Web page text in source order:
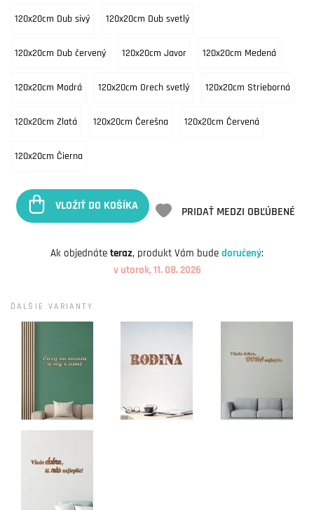
120x20cm Dub sivý 120x20cm Dub svetlý
120x20cm Dub červený 120x20cm Javor 120x20cm Medená
120x20cm Modrá 120x20cm Orech svetlý 120x20cm Strieborná
120x20cm Zlatá 120x20cm Čerešna 120x20cm Červená
120x20cm Čierna
VLOŽIŤ DO KOŠÍKA PRIDAŤ MEDZI OBĽÚBENÉ
Ak objednáte teraz, produkt Vám bude doručený:
v utorok, 11. 08. 2026
ĎALŠIE VARIANTY